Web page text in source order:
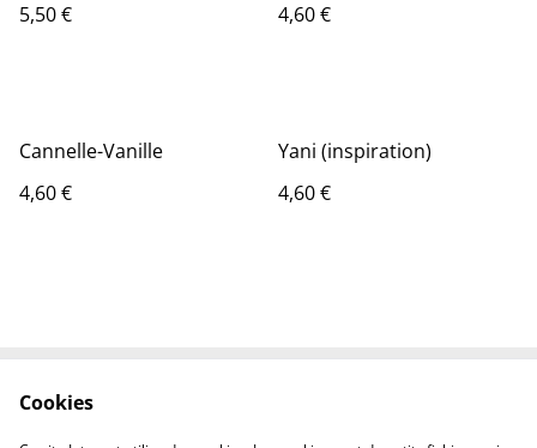
5,50 €
4,60 €
Cannelle-Vanille
4,60 €
Yani (inspiration)
4,60 €
Politique de
Politique de cookies
Cookies